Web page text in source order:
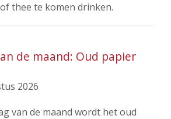
thee te komen drinken.
de maand: Oud papier
2026
van de maand wordt het oud